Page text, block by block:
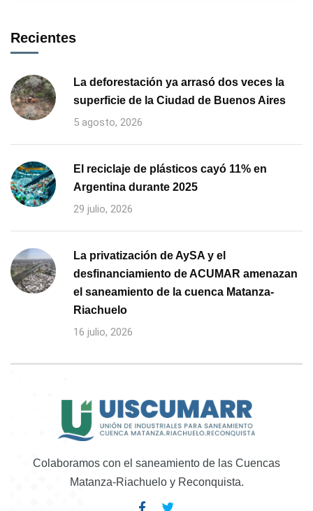
Recientes
La deforestación ya arrasó dos veces la
superficie de la Ciudad de Buenos Aires
5 agosto, 2026
El reciclaje de plásticos cayó 11% en
Argentina durante 2025
29 julio, 2026
La privatización de AySA y el
desfinanciamiento de ACUMAR amenazan
el saneamiento de la cuenca Matanza-
Riachuelo
16 julio, 2026
Colaboramos con el saneamiento de las Cuencas
Matanza-Riachuelo y Reconquista.